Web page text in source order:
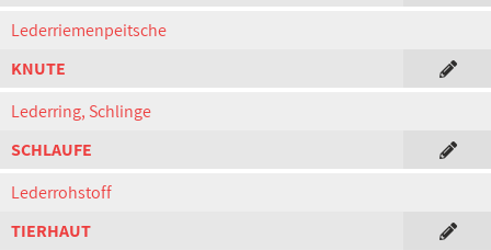
Lederriemenpeitsche
KNUTE
Lederring, Schlinge
SCHLAUFE
Lederrohstoff
TIERHAUT